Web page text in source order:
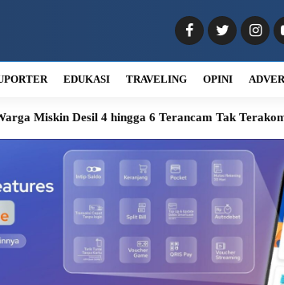
EDUKASI TRAVELING OPINI
Desil 4 hingga 6 Terancam Tak